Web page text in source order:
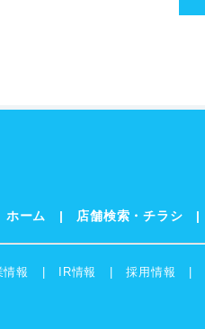
ホーム 店舗検索・チラシ
情報 IR情報 採用情報